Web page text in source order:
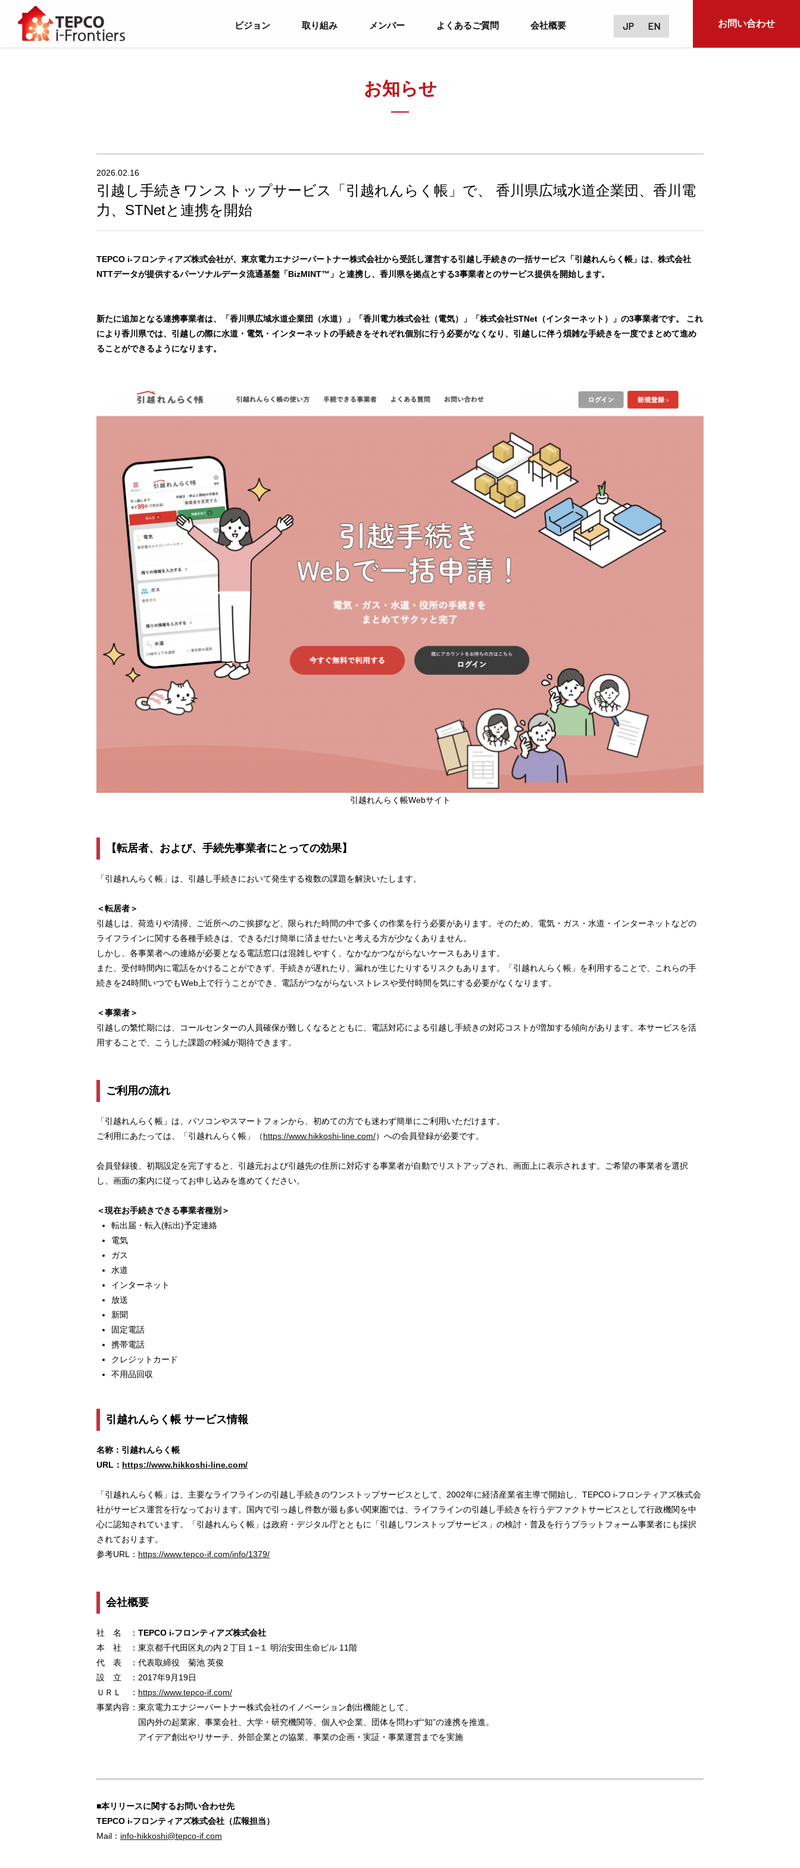
ビジョン 取り組み メンバー よくあるご質問 会社概要 JP EN お問い合わせ
お知らせ
2026.02.16
引越し手続きワンストップサービス「引越れんらく帳」で、 香川県広域水道企業団、香川電
力、STNetと連携を開始
TEPCO i-フロンティアズ株式会社が、東京電力エナジーパートナー株式会社から受託し運営する引越し手続きの一括サービス「引越れんらく帳」は、株式会社
NTTデータが提供するパーソナルデータ流通基盤「BizMINT™」と連携し、香川県を拠点とする3事業者とのサービス提供を開始します。
新たに追加となる連携事業者は、「香川県広域水道企業団（水道）」「香川電力株式会社（電気）」「株式会社STNet（インターネット）」の3事業者です。 これ
により香川県では、引越しの際に水道・電気・インターネットの手続きをそれぞれ個別に行う必要がなくなり、引越しに伴う煩雑な手続きを一度でまとめて進め
ることができるようになります。
引越れんらく帳Webサイト
【転居者、および、手続先事業者にとっての効果】
「引越れんらく帳」は、引越し手続きにおいて発生する複数の課題を解決いたします。
＜転居者＞
引越しは、荷造りや清掃、ご近所へのご挨拶など、限られた時間の中で多くの作業を行う必要があります。そのため、電気・ガス・水道・インターネットなどの
ライフラインに関する各種手続きは、できるだけ簡単に済ませたいと考える方が少なくありません。
しかし、各事業者への連絡が必要となる電話窓口は混雑しやすく、なかなかつながらないケースもあります。
また、受付時間内に電話をかけることができず、手続きが遅れたり、漏れが生じたりするリスクもあります。「引越れんらく帳」を利用することで、これらの手
続きを24時間いつでもWeb上で行うことができ、電話がつながらないストレスや受付時間を気にする必要がなくなります。
＜事業者＞
引越しの繁忙期には、コールセンターの人員確保が難しくなるとともに、電話対応による引越し手続きの対応コストが増加する傾向があります。本サービスを活
用することで、こうした課題の軽減が期待できます。
ご利用の流れ
「引越れんらく帳」は、パソコンやスマートフォンから、初めての方でも迷わず簡単にご利用いただけます。
ご利用にあたっては、「引越れんらく帳」（https://www.hikkoshi-line.com/）への会員登録が必要です。
会員登録後、初期設定を完了すると、引越元および引越先の住所に対応する事業者が自動でリストアップされ、画面上に表示されます。ご希望の事業者を選択
し、画面の案内に従ってお申し込みを進めてください。
＜現在お手続きできる事業者種別＞
転出届・転入(転出)予定連絡
電気
ガス
水道
インターネット
放送
新聞
固定電話
携帯電話
クレジットカード
不用品回収
引越れんらく帳 サービス情報
名称：引越れんらく帳
URL： https://www.hikkoshi-line.com/
「引越れんらく帳」は、主要なライフラインの引越し⼿続きのワンストップサービスとして、2002年に経済産業省主導で開始し、TEPCO i-フロンティアズ株式会
社がサービス運営を行なっております。国内で引っ越し件数が最も多い関東圏では、ライフラインの引越し⼿続きを⾏うデファクトサービスとして⾏政機関を中
⼼に認知されています。「引越れんらく帳」は政府・デジタル庁とともに「引越しワンストップサービス」の検討・普及を⾏うプラットフォーム事業者にも採択
されております。
参考URL： https://www.tepco-if.com/info/1379/
会社概要
社 名 ： TEPCO i-フロンティアズ株式会社
本 社
： 東京都千代田区丸の内２丁目１−１ 明治安田生命ビル 11階
代 表
： 代表取締役 菊池 英俊
設 立
： 2017年9月19日
ＵＲＬ
： https://www.tepco-if.com/
事業内容 ： 東京電力エナジーパートナー株式会社のイノベーション創出機能として、
国内外の起業家、事業会社、大学・研究機関等、個人や企業、団体を問わず“知”の連携を推進。
アイデア創出やリサーチ、外部企業との協業、事業の企画・実証・事業運営までを実施
■本リリースに関するお問い合わせ先
TEPCO i-フロンティアズ株式会社（広報担当）
Mail： info-hikkoshi@tepco-if.com